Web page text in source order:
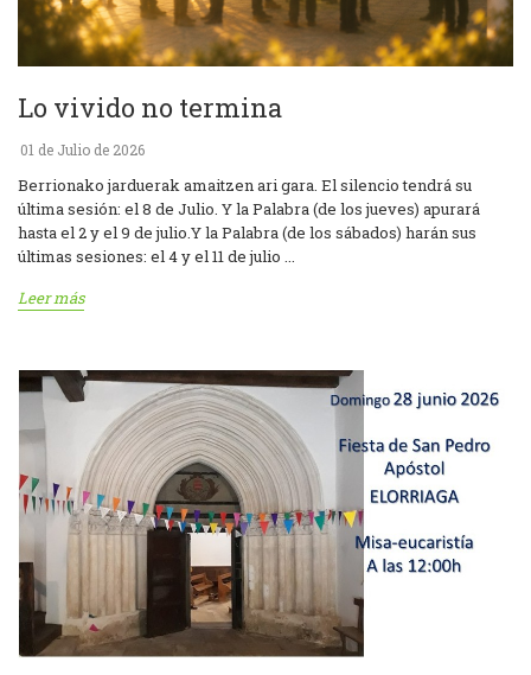
Lo vivido no termina
01 de Julio de 2026
Berrionako jarduerak amaitzen ari gara. El silencio tendrá su
última sesión: el 8 de Julio. Y la Palabra (de los jueves) apurará
hasta el 2 y el 9 de julio.Y la Palabra (de los sábados) harán sus
últimas sesiones: el 4 y el 11 de julio ...
Leer más